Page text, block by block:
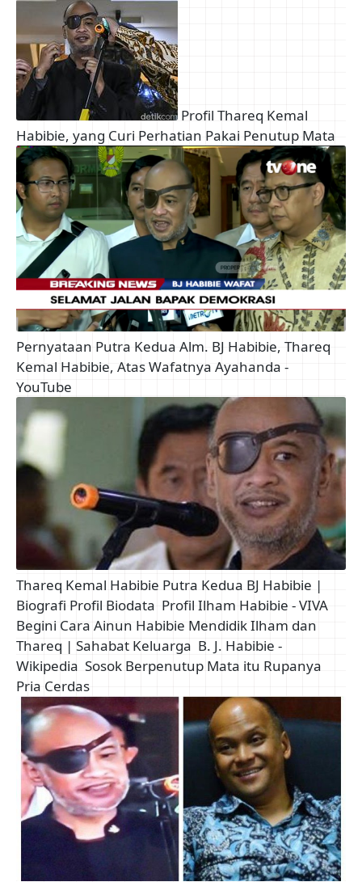
Profil Thareq Kemal
Habibie, yang Curi Perhatian Pakai Penutup Mata
Pernyataan Putra Kedua Alm. BJ Habibie, Thareq
Kemal Habibie, Atas Wafatnya Ayahanda -
YouTube
Thareq Kemal Habibie Putra Kedua BJ Habibie |
Biografi Profil Biodata Profil Ilham Habibie - VIVA
Begini Cara Ainun Habibie Mendidik Ilham dan
Thareq | Sahabat Keluarga B. J. Habibie -
Wikipedia Sosok Berpenutup Mata itu Rupanya
Pria Cerdas